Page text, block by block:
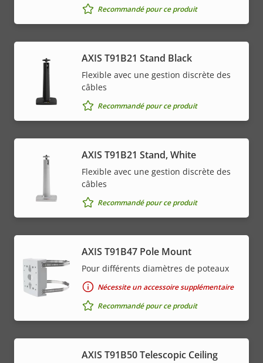
Recommandé pour ce produit
AXIS T91B21 Stand Black
Flexible avec une gestion discrète des
câbles
Recommandé pour ce produit
AXIS T91B21 Stand, White
Flexible avec une gestion discrète des
câbles
Recommandé pour ce produit
AXIS T91B47 Pole Mount
Pour différents diamètres de poteaux
Nécessite un accessoire supplémentaire
Recommandé pour ce produit
AXIS T91B50 Telescopic Ceiling